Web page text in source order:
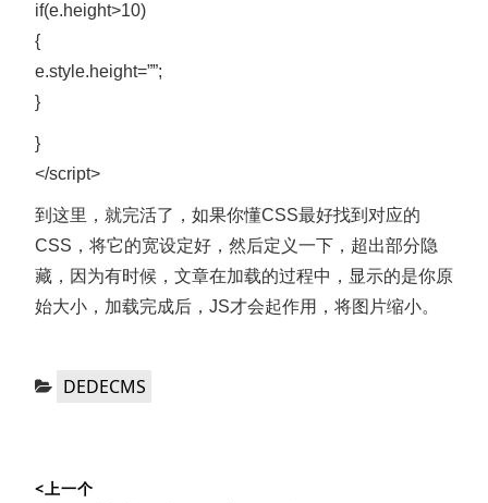
if(e.height>10)
{
e.style.height=””;
}
}
</script>
到这里，就完活了，如果你懂CSS最好找到对应的
CSS，将它的宽设定好，然后定义一下，超出部分隐
藏，因为有时候，文章在加载的过程中，显示的是你原
始大小，加载完成后，JS才会起作用，将图片缩小。
分
DEDECMS
<上一个